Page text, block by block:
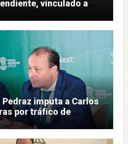
vinculado a
imputa a Carlos
por tráfico de
Leire